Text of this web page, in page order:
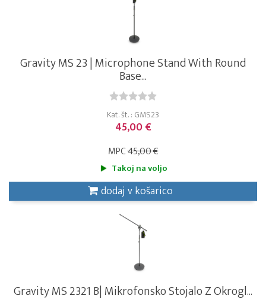
Gravity MS 23 | Microphone Stand With Round
Base...
Kat. št. : GMS23
45,00 €
MPC45,00 €
Takoj na voljo
dodaj v košarico
Gravity MS 2321 B| Mikrofonsko Stojalo Z Okrogl...